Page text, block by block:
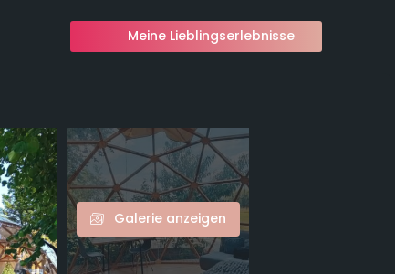
Meine Lieblingserlebnisse
Galerie anzeigen